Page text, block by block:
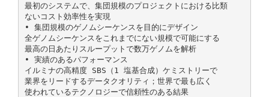
最初のシステムで、集団規模のプロジェクトにおける比類
ないコスト効率性を実現
• 集団規模のゲノムシーケンスを目的にデザイン
全ゲノムシーケンスをこれまでにない規模で可能にする
最高の日あたりスループットで数万ゲノムを解析
• 実績のあるパフォーマンス
イルミナの高精度 SBS（1 塩基合成）ケミストリーで
業界をリードするデータクオリティ；世界で最も広く
使われているテクノロジーで信頼性のある結果